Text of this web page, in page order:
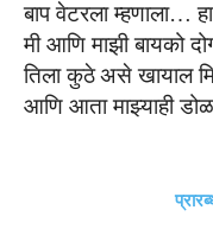
बाप वेटरला म्हणाला…
मी आणि माझी बायको
तिलाकुठेअसेखायाल
आणि आता माझ्याही